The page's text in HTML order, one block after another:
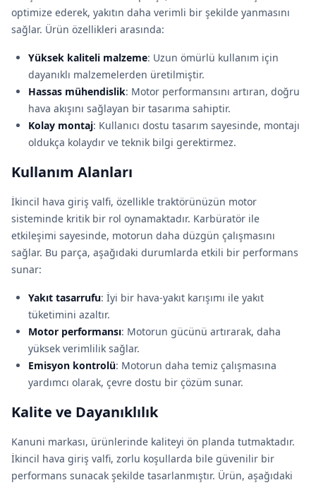
optimize ederek, yakıtın daha verimli bir şekilde yanmasını
sağlar. Ürün özellikleri arasında:
Yüksek kaliteli malzeme: Uzun ömürlü kullanım için
dayanıklı malzemelerden üretilmiştir.
Hassas mühendislik: Motor performansını artıran, doğru
hava akışını sağlayan bir tasarıma sahiptir.
Kolay montaj: Kullanıcı dostu tasarım sayesinde, montajı
oldukça kolaydır ve teknik bilgi gerektirmez.
Kullanım Alanları
İkincil hava giriş valfi, özellikle traktörünüzün motor
sisteminde kritik bir rol oynamaktadır. Karbüratör ile
etkileşimi sayesinde, motorun daha düzgün çalışmasını
sağlar. Bu parça, aşağıdaki durumlarda etkili bir performans
sunar:
Yakıt tasarrufu: İyi bir hava-yakıt karışımı ile yakıt
tüketimini azaltır.
Motor performansı: Motorun gücünü artırarak, daha
yüksek verimlilik sağlar.
Emisyon kontrolü: Motorun daha temiz çalışmasına
yardımcı olarak, çevre dostu bir çözüm sunar.
Kalite ve Dayanıklılık
Kanuni markası, ürünlerinde kaliteyi ön planda tutmaktadır.
İkincil hava giriş valfi, zorlu koşullarda bile güvenilir bir
performans sunacak şekilde tasarlanmıştır. Ürün, aşağıdaki